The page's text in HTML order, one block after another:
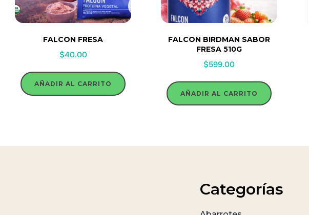
FALCON FRESA
$40.00
AÑADIR AL CARRITO
FALCON BIRDMAN SABOR
FRESA 510G
$599.00
AÑADIR AL CARRITO
Categorías